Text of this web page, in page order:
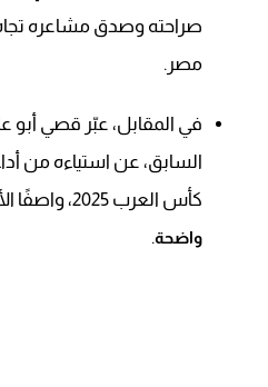
صراحته وصدق مشاعره
مصر.
في المقابل، عبّر قصي أبو
السابق، عن استياءه من
كأس العرب 2025، واصفًا الأداء بأنه
واضحة.